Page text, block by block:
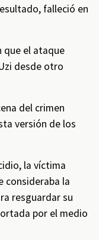
falleció en
que el ataque
desde otro
del crimen
versión de los
la víctima
consideraba la
resguardar su
por el medio